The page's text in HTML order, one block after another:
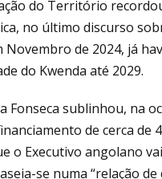
do Território
no último discurso
Novembro de 2024, já
do Kwenda até 2029.
Fonseca sublinhou, na
de cerca de
o Executivo angolano
se numa “relação de